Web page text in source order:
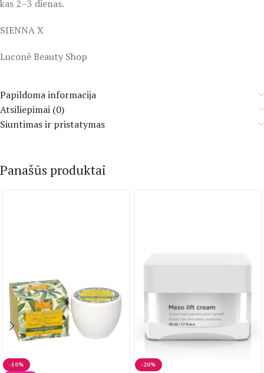
kas 2–3 dienas.
SIENNA X
Luconè Beauty Shop
Papildoma informacija
Atsiliepimai (0)
Siuntimas ir pristatymas
Panašūs produktai
-10%
-20%